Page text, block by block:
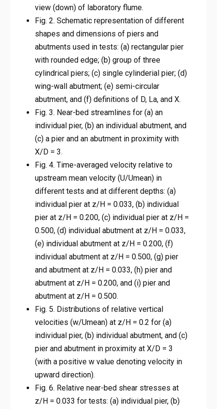
view (down) of laboratory flume.
Fig. 2. Schematic representation of different
shapes and dimensions of piers and
abutments used in tests: (a) rectangular pier
with rounded edge; (b) group of three
cylindrical piers; (c) single cylinderial pier; (d)
wing-wall abutment; (e) semi-circular
abutment, and (f) definitions of D, La, and X.
Fig. 3. Near-bed streamlines for (a) an
individual pier, (b) an individual abutment, and
(c) a pier and an abutment in proximity with
X/D = 3.
Fig. 4. Time-averaged velocity relative to
upstream mean velocity (U/Umean) in
different tests and at different depths: (a)
individual pier at z/H = 0.033, (b) individual
pier at z/H = 0.200, (c) individual pier at z/H =
0.500, (d) individual abutment at z/H = 0.033,
(e) individual abutment at z/H = 0.200, (f)
individual abutment at z/H = 0.500, (g) pier
and abutment at z/H = 0.033, (h) pier and
abutment at z/H = 0.200, and (i) pier and
abutment at z/H = 0.500.
Fig. 5. Distributions of relative vertical
velocities (w/Umean) at z/H = 0.2 for (a)
individual pier, (b) individual abutment, and (c)
pier and abutment in proximity at X/D = 3
(with a positive w value denoting velocity in
upward direction).
Fig. 6. Relative near-bed shear stresses at
z/H = 0.033 for tests: (a) individual pier, (b)